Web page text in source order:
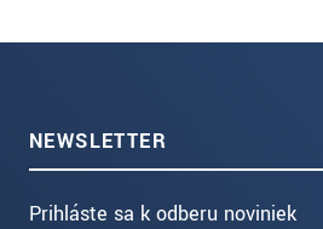
NEWSLETTER
Prihláste sa k odberu noviniek